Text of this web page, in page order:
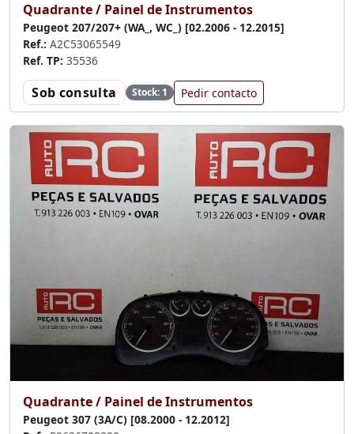
Quadrante / Painel de Instrumentos
Peugeot 207/207+ (WA_, WC_) [02.2006 - 12.2015]
Ref.: A2C53065549
Ref. TP: 35536
Sob consulta Stock: 1 Pedir contacto
Quadrante / Painel de Instrumentos
Peugeot 307 (3A/C) [08.2000 - 12.2012]